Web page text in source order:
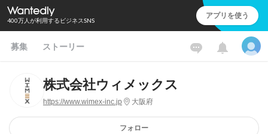
400万人が利用するビジネスSNS アプリを使う
募集 ストーリー
株式会社ウィメックス
https://www.wimex-inc.jp 大阪府
フォロー